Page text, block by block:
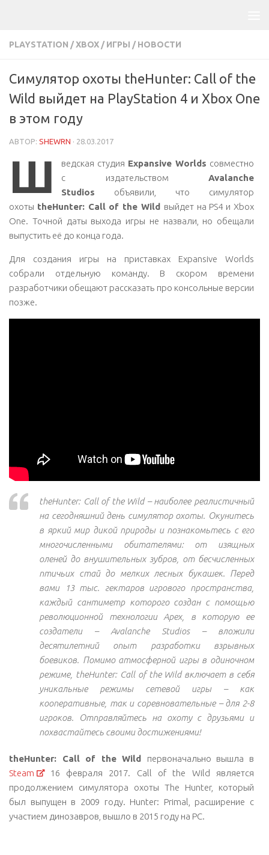
PLAYSTATION /XBOX / ИГРЫ / НОВОСТИ
Симулятор охоты theHunter: Call of the
Wild выйдет на PlayStation 4 и Xbox One
в этом году
АВТОР: SHEWRN · 28.03.2017
Ш ведская студия Expansive Worlds совместно
с издательством Avalanche
Studios
объявили, что симулятор
охоты theHunter: Call of the Wild выйдет на PS4 и Xbox
One. Точной даты выхода игры не назвали, но обещали
выпустить её до конца года.
Для создания игры на приставках Expansive Worlds
собрали отдельную команду. В скором времени
разработчики обещают рассказать про консольные версии
позже.
theHunter: Call of the Wild – наиболее реалистичный
на сегодняшний день симулятор охоты. Окунитесь
в яркий мир дикой природы и познакомьтесь с его
многочисленными обитателями: от изящных
оленей до внушительных зубров, от бесчисленных
птичьих стай до мелких лесных букашек. Перед
вами 13 тыс. гектаров игрового пространства,
каждый сантиметр которого создан с помощью
революционной технологии Apex, в которую ее
создатели – Avalanche Studios – вложили
десятилетний опыт разработки взрывных
боевиков. Помимо атмосферной игры в одиночном
режиме, theHunter: Call of the Wild включает в себя
уникальные режимы сетевой игры – как
кооперативные, так и соревновательные – для 2-8
игроков. Отправляйтесь на охоту с друзьями и
похвастайтесь своими достижениями!
theHunter: Call of the Wild первоначально вышла в
Steam
16 февраля 2017. Call of the Wild является
продолжением симулятора охоты The Hunter, который
был выпущен в 2009 году. Hunter: Primal, расширение с
участием динозавров, вышло в 2015 году на PC.